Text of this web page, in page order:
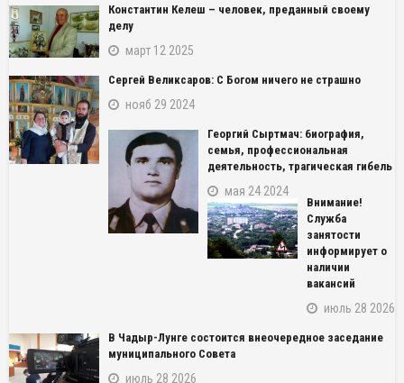
Константин Келеш – человек, преданный своему
делу
март 12 2025
Сергей Великсаров: С Богом ничего не страшно
нояб 29 2024
Георгий Сыртмач: биография,
семья, профессиональная
деятельность, трагическая гибель
мая 24 2024
Внимание!
Служба
занятости
информирует о
наличии
вакансий
июль 28 2026
В Чадыр-Лунге состоится внеочередное заседание
муниципального Совета
июль 28 2026